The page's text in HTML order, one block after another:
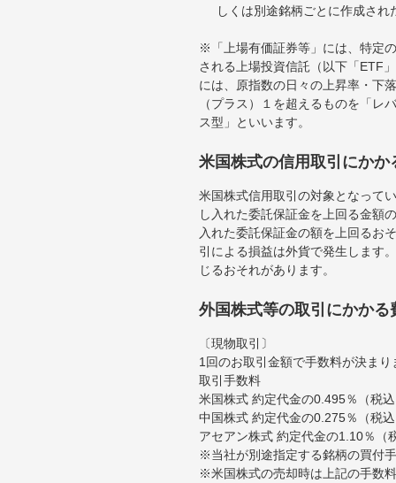
しくは別途銘柄ごとに作成さ
※「上場有価証券等」には、特定
される上場投資信託（以下「ETF
には、原指数の日々の上昇率・下
（プラス）１を超えるものを「
ス型」といいます。
米国株式の信用取引にかか
米国株式信用取引の対象となって
し入れた委託保証金を上回る金額
入れた委託保証金の額を上回るお
引による損益は外貨で発生します
じるおそれがあります。
外国株式等の取引にかかる
〔現物取引〕
1回のお取引金額で手数料が決まり
取引手数料
米国株式 約定代金の0.495％（税
中国株式 約定代金の0.275％（税
アセアン株式 約定代金の1.10％（
※当社が別途指定する銘柄の買付
※米国株式の売却時は上記の手数